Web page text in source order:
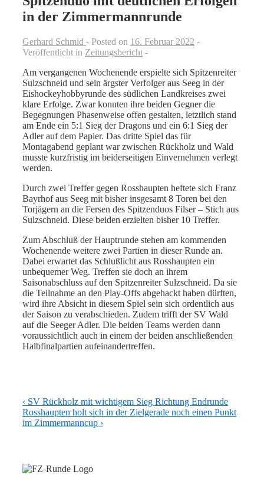
in der Zimmermannrunde
Gerhard Schmid Posted on 16. Februar 2022
Veröffentlicht in Zeitungsbericht
Am vergangenen Wochenende erspielte sich Spitzenreiter
Sulzschneid und sein ärgster Verfolger aus Seeg in der
Eishockeyhobbyrunde des südlichen Landkreises zwei
klare Erfolge. Zwar konnten ihre beiden Gegner die
Begegnungen Phasenweise offen gestalten, letztlich stand
am Ende ein 5:1 Sieg der Dragons und ein 6:1 Sieg der
Adler auf dem Papier. Das dritte Spiel das für
Montagabend geplant war zwischen Rückholz und Wald
musste kurzfristig im beiderseitigen Einvernehmen verlegt
werden.
Durch zwei Treffer gegen Rosshaupten heftete sich Franz
Bayrhof aus Seeg mit bisher insgesamt 8 Toren bei den
Torjägern an die Fersen des Spitzenduos Filser – Stich aus
Sulzschneid. Diese beiden erzielten bisher 10 Treffer.
Zum Abschluß der Hauptrunde stehen am kommenden
Wochenende weitere zwei Partien in dieser Runde an.
Dabei erwartet das Schlußlicht aus Rosshaupten ein
unbequemer Weg. Treffen sie doch an ihrem
Saisonabschluss auf den Spitzenreiter Sulzschneid. Da sie
die Teilnahme an den Play-Offs abgehackt haben dürften,
wird ihre Absicht in diesem Spiel sein sich ordentlich aus
der Saison zu verabschieden. Zudem trifft der SV Wald
auf die Seeger Adler. Die beiden Teams werden dann
voraussichtlich auch in einem der beiden anschließenden
Halbfinalpartien aufeinandertreffen.
Beitragsnavigation
Previous
Post
is
‹ SV Rückholz mit wichtigem Sieg Richtung Endrunde
Next
Post
Rosshaupten holt sich in der Zielgerade noch einen Punkt
im Zimmermanncup ›